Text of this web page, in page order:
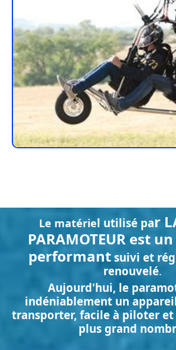
Le matériel utilisé par
PARAMOTEUR est
performant suivi et
renouvelé.
Aujourd'hui, le
indéniablement un
transporter, facile à piloter et
plus grand